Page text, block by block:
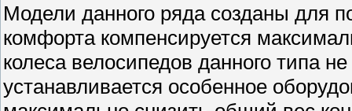
Модели данного ряда созданы для
комфорта компенсируется
колеса велосипедов данного типа
устанавливается особенное